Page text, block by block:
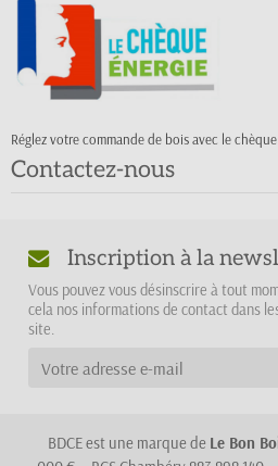
Réglez votre commande de bois avec le
Contactez-nous
Inscription à la
Vous pouvez vous désinscrire à tout
cela nos informations de contact dans
site.
BDCE est une marque de Le Bon